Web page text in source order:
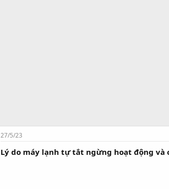
27/5/23
Lý do máy lạnh tự tắt ngừng hoạt động và